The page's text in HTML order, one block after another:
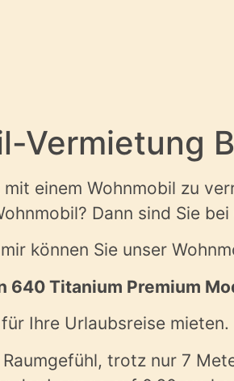
Vermietung
einem Wohnmobil zu
Dann sind Sie
können Sie unser
640 Titanium Premium
für Ihre Urlaubsreise mieten.
trotz nur 7